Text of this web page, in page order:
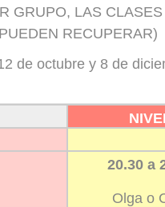
GRUPO, LAS
RECUPERAR)
de octubre y 8 de
20.30 a
Olga o